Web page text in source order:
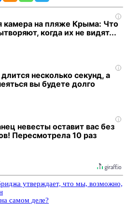
i
камера на пляже Крыма: Что
когда их не видят...
i
несколько секунд, а
вы будете долго
i
невесты оставит вас без
Пересмотрела 10 раз
утверждает, что мы, возможно,
самом деле?